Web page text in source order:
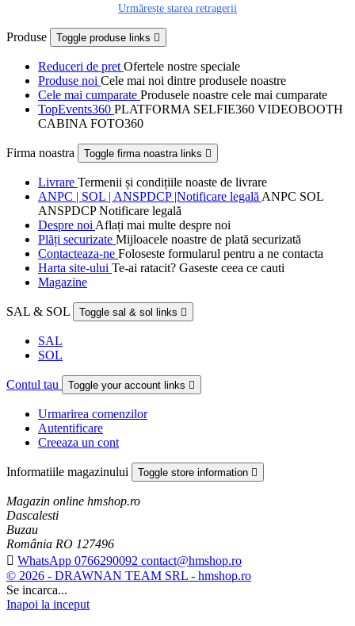
Urmărește starea retragerii
Produse Toggle produse links 
Reduceri de pret Ofertele nostre speciale
Produse noi Cele mai noi dintre produsele noastre
Cele mai cumparate Produsele noastre cele mai cumparate
TopEvents360 PLATFORMA SELFIE360 VIDEOBOOTH
CABINA FOTO360
Firma noastra Toggle firma noastra links 
Livrare Termenii și condițiile noaste de livrare
ANPC | SOL | ANSPDCP |Notificare legală ANPC SOL
ANSPDCP Notificare legală
Despre noi Aflați mai multe despre noi
Plăți securizate Mijloacele noastre de plată securizată
Contacteaza-ne Foloseste formularul pentru a ne contacta
Harta site-ului Te-ai ratacit? Gaseste ceea ce cauti
Magazine
SAL & SOL Toggle sal & sol links 
SAL
SOL
Contul tau Toggle your account links 
Urmarirea comenzilor
Autentificare
Creeaza un cont
Informatiile magazinului Toggle store information 
Magazin online hmshop.ro
Dascalesti
Buzau
România RO 127496
 WhatsApp 0766290092 contact@hmshop.ro
© 2026 - DRAWNAN TEAM SRL - hmshop.ro
Se incarca...
Inapoi la inceput